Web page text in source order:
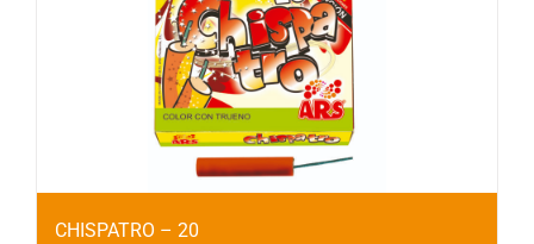
CHISPATRO – 20